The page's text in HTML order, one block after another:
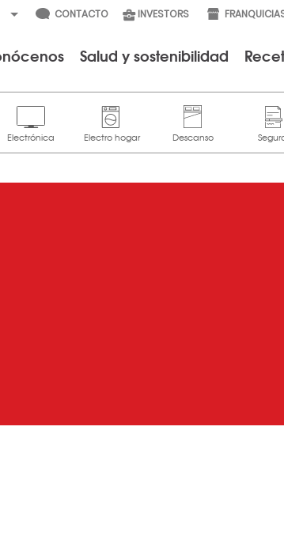
CONTACTO INVESTORS
Salud y sostenibilidad